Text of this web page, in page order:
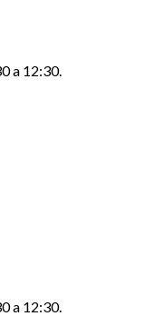
a 12:30.
a 12:30.